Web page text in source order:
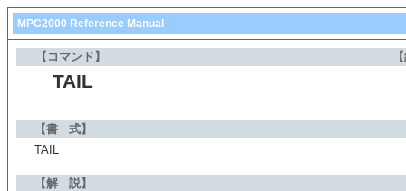
MPC2000 Reference Manual
【コマンド】
TAIL
【書 式】
TAIL
【解 説】